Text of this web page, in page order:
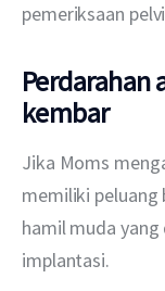
pemeriksaan
Perdarahan
kembar
Jika Moms
memiliki peluang
hamil muda
implantasi.